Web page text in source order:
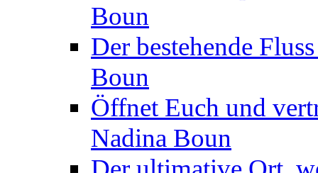
Boun
Der bestehende
Boun
Öffnet Euch und
Nadina Boun